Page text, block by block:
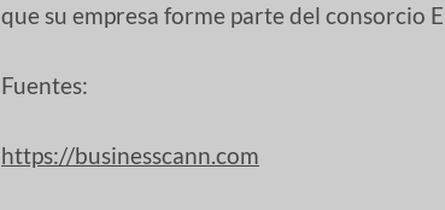
que su empresa forme parte del consorcio
Fuentes:
https://businesscann.com